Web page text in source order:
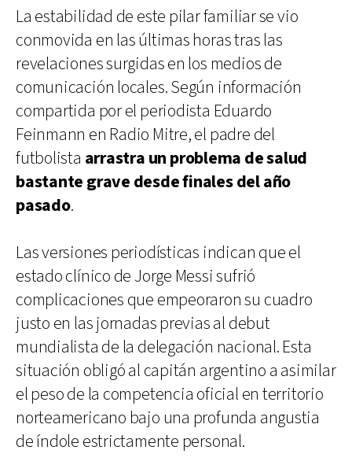
La estabilidad de este pilar familiar se vio
conmovida en las últimas horas tras las
revelaciones surgidas en los medios de
comunicación locales. Según información
compartida por el periodista Eduardo
Feinmann en Radio Mitre, el padre del
futbolista arrastra un problema de salud
bastante grave desde finales del año
pasado.
Las versiones periodísticas indican que el
estado clínico de Jorge Messi sufrió
complicaciones que empeoraron su cuadro
justo en las jornadas previas al debut
mundialista de la delegación nacional. Esta
situación obligó al capitán argentino a asimilar
el peso de la competencia oficial en territorio
norteamericano bajo una profunda angustia
de índole estrictamente personal.